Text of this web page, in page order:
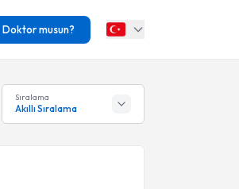
Doktor musun?
Sıralama
Akıllı Sıralama